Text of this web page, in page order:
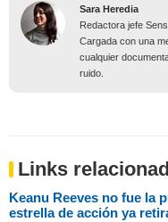
Sara Heredia
Redactora jefe
Cargada con una
cualquier
ruido.
Links
Keanu Reeves no fue la
estrella de acción ya